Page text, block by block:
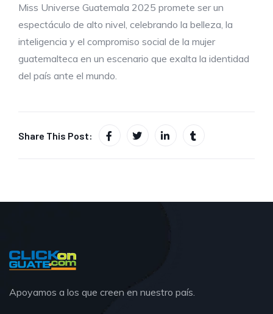
Miss Universe Guatemala 2025 promete ser un
espectáculo de alto nivel, celebrando la belleza, la
inteligencia y el compromiso social de la mujer
guatemalteca en un escenario que exalta la identidad
del país ante el mundo.
Share This Post:
Apoyamos a los que creen en nuestro país.